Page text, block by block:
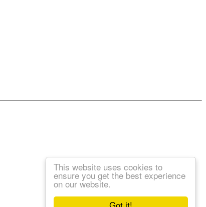
This website uses cookies to
ensure you get the best experience
on our website.